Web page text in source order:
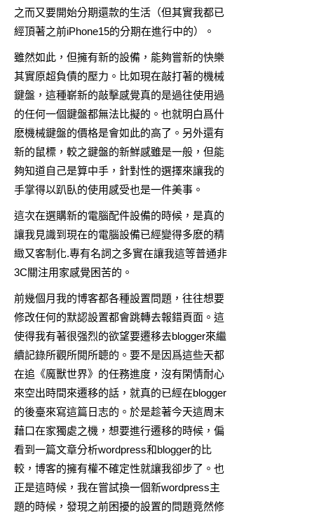
之而又要開始分期還款的生活（但其實我都已
經頂著之前iPhone15的分期在進行中的）。
雖然如此，但擁有新的設備，能夠嘗新的快樂
其實原超負債的壓力。比如現在敲打著的機械
鍵盤 ，這種嶄新的敲擊感覺真的是過往使用過
的任何一個鍵盤都無法比擬的。也就明白爲什
麽機械鍵盤的價格是會如此的高了。另外還有
新的鼠標 ，較之鍵盤的新鮮感雖是一般，但能
夠知道自己是算中手，針對性的選擇來讓我的
手掌得以趴臥的使用感受也是一件美事。
這次在選購新的電腦配件設備的時候，是真的
讓我見識到現在的電腦設備已經變得多麽的精
緻又客制化.專有名詞之多實在讓我這等普通非
3C關注用家感覺困苦的。
前幾個月我的博客都各種設置問題，往往想要
修改任何的默認設置都會跳轉去報錯頁面。這
使得我有著很强烈的欲望要遷移去blogger來繼
續記錄所觀所閲所聼的。要不是因爲這些天都
在追《魔獸世界》的任務進度，沒有閑情耐心
來空出時間來遷移的話，就真的已經在blogger
的後臺來寫這篇日志的。於是趁著今天這周末
藉口在家獨處之機，想要進行遷移的時候，偏
看到一篇文章分析wordpress和blogger的比
較，博客的擁有權不確定性就讓我卻步了。也
正是這時候，我在嘗試換一個新wordpress主
題的時候，發現之前困擾的設置的問題竟然修